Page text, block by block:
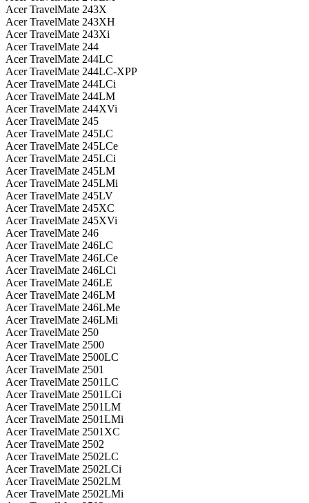
Acer TravelMate 243X
Acer TravelMate 243XH
Acer TravelMate 243Xi
Acer TravelMate 244
Acer TravelMate 244LC
Acer TravelMate 244LC-XPP
Acer TravelMate 244LCi
Acer TravelMate 244LM
Acer TravelMate 244XVi
Acer TravelMate 245
Acer TravelMate 245LC
Acer TravelMate 245LCe
Acer TravelMate 245LCi
Acer TravelMate 245LM
Acer TravelMate 245LMi
Acer TravelMate 245LV
Acer TravelMate 245XC
Acer TravelMate 245XVi
Acer TravelMate 246
Acer TravelMate 246LC
Acer TravelMate 246LCe
Acer TravelMate 246LCi
Acer TravelMate 246LE
Acer TravelMate 246LM
Acer TravelMate 246LMe
Acer TravelMate 246LMi
Acer TravelMate 250
Acer TravelMate 2500
Acer TravelMate 2500LC
Acer TravelMate 2501
Acer TravelMate 2501LC
Acer TravelMate 2501LCi
Acer TravelMate 2501LM
Acer TravelMate 2501LMi
Acer TravelMate 2501XC
Acer TravelMate 2502
Acer TravelMate 2502LC
Acer TravelMate 2502LCi
Acer TravelMate 2502LM
Acer TravelMate 2502LMi